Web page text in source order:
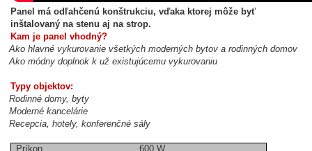
Panel má odľahčenú konštrukciu, vďaka ktorej môže byť
inštalovaný na stenu aj na strop.
Kam je panel vhodný?
Ako hlavné vykurovanie všetkých moderných bytov a rodinných domov
Ako módny doplnok k už existujúcemu vykurovaniu
Typy objektov:
Rodinné domy, byty
Moderné kancelárie
Recepcia, hotely, konferenčné sály
Príkon
600 W